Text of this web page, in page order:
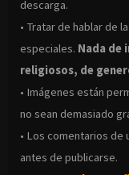
descarga.
• Tratar de hablar de
especiales. Nada de
religiosos, de
• Imágenes están
no sean demasiado
• Los comentarios de
antes de publicarse.